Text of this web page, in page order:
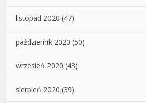
listopad 2020 (47)
październik 2020 (50)
wrzesień 2020 (43)
sierpień 2020 (39)